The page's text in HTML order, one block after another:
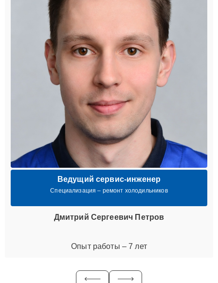
Ведущий сервис-инженер
Специализация – ремонт холодильников
Дмитрий Сергеевич Петров
Опыт работы – 7 лет